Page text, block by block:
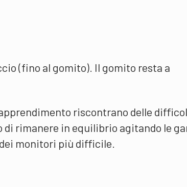
(fino al gomito). Il gomito resta a
riscontrano delle
di rimanere in equilibrio agitando le
monitori più difficile.